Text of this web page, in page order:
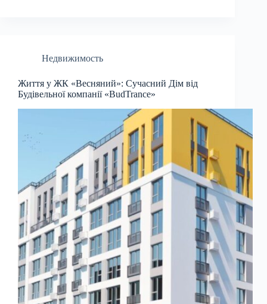
Недвижимость
Життя у ЖК «Весняний»: Сучасний Дім від
Будівельної компанії «BudTrance»